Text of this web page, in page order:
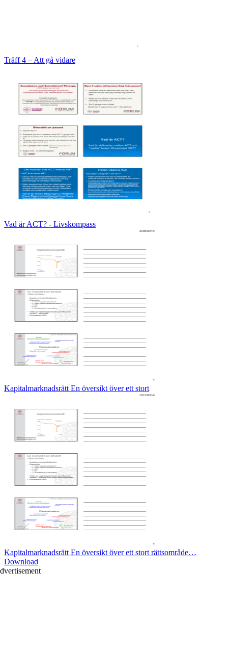
Träff 4 – Att gå vidare
Vad är ACT? - Livskompass
Kapitalmarknadsrätt En översikt över ett stort
Kapitalmarknadsrätt En översikt över ett stort rättsområde…
Download